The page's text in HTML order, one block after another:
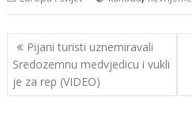
Navigacija
objava
Pijani turisti uznemiravali
Sredozemnu medvjedicu i vukli
je za rep (VIDEO)